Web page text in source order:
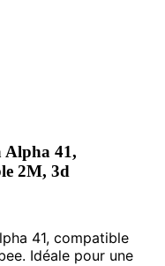
Alpha 41,
2M, 3d
41, compatible
Idéale pour une